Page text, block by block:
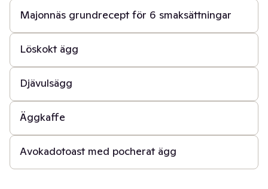
Majonnäs grundrecept för 6 smaksättningar
10 min
Löskokt ägg
20 min
Djävulsägg
10 min
Äggkaffe
15 min
Avokadotoast med pocherat ägg